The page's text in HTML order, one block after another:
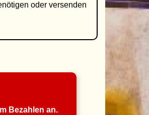
oder versenden
Bezahlen an.